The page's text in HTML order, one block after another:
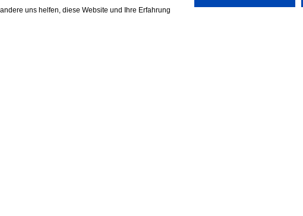
uns helfen, diese Website und Ihre Erfahrung
64 50 62 - 0
Sa. & So. 9:00 – 19:00